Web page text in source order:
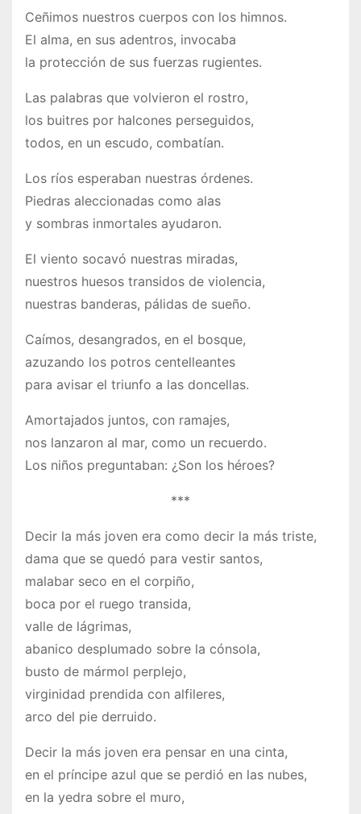
Ceñimos nuestros cuerpos con los himnos.
El alma, en sus adentros, invocaba
la protección de sus fuerzas rugientes.
Las palabras que volvieron el rostro,
los buitres por halcones perseguidos,
todos, en un escudo, combatían.
Los ríos esperaban nuestras órdenes.
Piedras aleccionadas como alas
y sombras inmortales ayudaron.
El viento socavó nuestras miradas,
nuestros huesos transidos de violencia,
nuestras banderas, pálidas de sueño.
Caímos, desangrados, en el bosque,
azuzando los potros centelleantes
para avisar el triunfo a las doncellas.
Amortajados juntos, con ramajes,
nos lanzaron al mar, como un recuerdo.
Los niños preguntaban: ¿Son los héroes?
***
Decir la más joven era como decir la más triste,
dama que se quedó para vestir santos,
malabar seco en el corpiño,
boca por el ruego transida,
valle de lágrimas,
abanico desplumado sobre la cónsola,
busto de mármol perplejo,
virginidad prendida con alfileres,
arco del pie derruido.
Decir la más joven era pensar en una cinta,
en el príncipe azul que se perdió en las nubes,
en la yedra sobre el muro,